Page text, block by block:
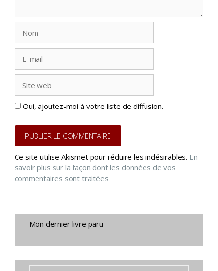
mail
web
Oui, ajoutez-moi à votre liste de diffusion.
Ce site utilise Akismet pour réduire les indésirables. En
savoir plus sur la façon dont les données de vos
commentaires sont traitées.
Mon dernier livre paru